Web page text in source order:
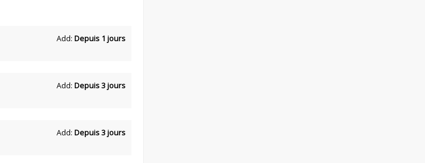
Add: Depuis 1 jours
Add: Depuis 3 jours
Add: Depuis 3 jours